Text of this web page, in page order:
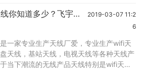
对于不会的问题，开始新的探索，开始掌
视天线故障方法，同时培养了一些电视天线
一个女生也折腾这些那不就是太辛苦了，所
个好的电视天线厂家就显得好重要了，这
你知道多少？飞宇信
2019-03-07 11:2
6
一家专业生产天线厂爱，专业生产wifi天
天线，基站天线，电视天线等各种天线产
当下潮流的无线产品天线特别是wifi天